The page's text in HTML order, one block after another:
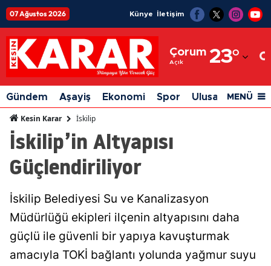
07 Ağustos 2026 Künye İletişim
Çorum
Açık 23°
Adıyaman
Afyonkarahisar
Ağrı
Artvin
Aydın
Balıkesir
Gündem Aşayiş Ekonomi Spor Ulusal Siyaset
MENÜ
Kesin Karar İskilip
İskilip’in Altyapısı
Güçlendiriliyor
İskilip Belediyesi Su ve Kanalizasyon
Müdürlüğü ekipleri ilçenin altyapısını daha
güçlü ile güvenli bir yapıya kavuşturmak
amacıyla TOKİ bağlantı yolunda yağmur suyu